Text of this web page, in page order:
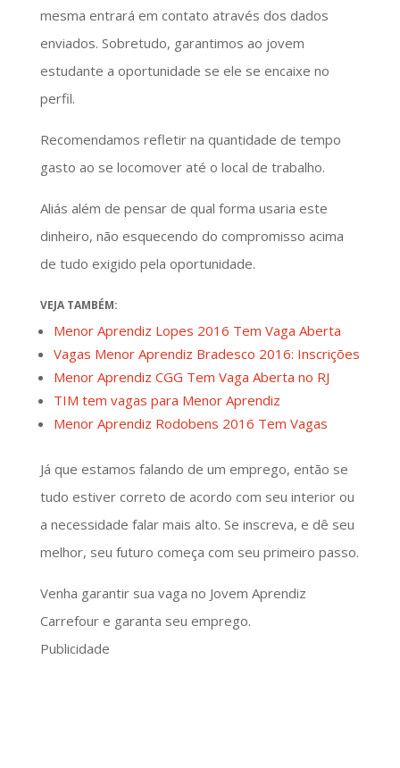
mesma entrará em contato através dos dados
enviados. Sobretudo, garantimos ao jovem
estudante a oportunidade se ele se encaixe no
perfil.
Recomendamos refletir na quantidade de tempo
gasto ao se locomover até o local de trabalho.
Aliás além de pensar de qual forma usaria este
dinheiro, não esquecendo do compromisso acima
de tudo exigido pela oportunidade.
VEJA TAMBÉM:
Menor Aprendiz Lopes 2016 Tem Vaga Aberta
Vagas Menor Aprendiz Bradesco 2016: Inscrições
Menor Aprendiz CGG Tem Vaga Aberta no RJ
TIM tem vagas para Menor Aprendiz
Menor Aprendiz Rodobens 2016 Tem Vagas
Já que estamos falando de um emprego, então se
tudo estiver correto de acordo com seu interior ou
a necessidade falar mais alto. Se inscreva, e dê seu
melhor, seu futuro começa com seu primeiro passo.
Venha garantir sua vaga no Jovem Aprendiz
Carrefour e garanta seu emprego.
Publicidade